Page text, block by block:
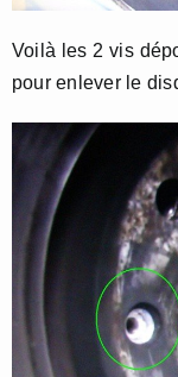
Voilà les 2 vis
pour enlever le